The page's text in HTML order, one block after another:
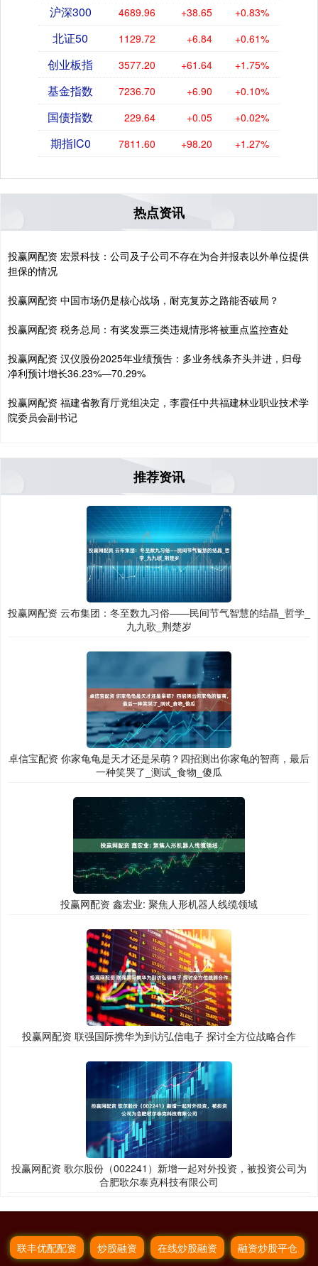
沪深300 4689.96 +38.65 +0.83%
北证50 1129.72 +6.84 +0.61%
创业板指 3577.20 +61.64 +1.75%
基金指数 7236.70 +6.90 +0.10%
国债指数 229.64 +0.05 +0.02%
期指IC0 7811.60 +98.20 +1.27%
热点资讯
投赢网配资 宏景科技：公司及子公司不存在为合并报表以外单位提供
担保的情况
投赢网配资 中国市场仍是核心战场，耐克复苏之路能否破局？
投赢网配资 税务总局：有奖发票三类违规情形将被重点监控查处
投赢网配资 汉仪股份2025年业绩预告：多业务线条齐头并进，归母
净利预计增长36.23%—70.29%
投赢网配资 福建省教育厅党组决定，李霞任中共福建林业职业技术学
院委员会副书记
推荐资讯
投赢网配资 云布集团：冬至数九习俗——民间节气智慧的结晶_哲学_
九九歌_荆楚岁
卓信宝配资 你家龟龟是天才还是呆萌？四招测出你家龟的智商，最后
一种笑哭了_测试_食物_傻瓜
投赢网配资 鑫宏业: 聚焦人形机器人线缆领域
投赢网配资 联强国际携华为到访弘信电子 探讨全方位战略合作
投赢网配资 歌尔股份（002241）新增一起对外投资，被投资公司为
合肥歌尔泰克科技有限公司
联丰优配配资 炒股融资 在线炒股融资 融资炒股平仓